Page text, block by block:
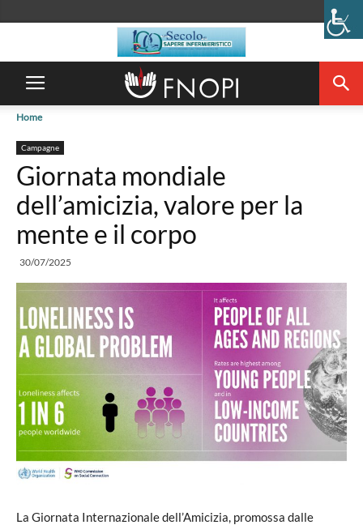
Home
Campagne
Giornata mondiale
dell’amicizia, valore per la
mente e il corpo
30/07/2025
La Giornata Internazionale dell’Amicizia, promossa dalle